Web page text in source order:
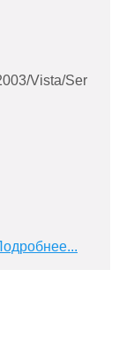
Vista/Ser